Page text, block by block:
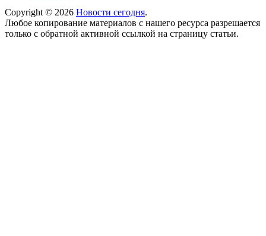
Copyright © 2026 Новости сегодня.
Любое копирование материалов с нашего ресурса разрешается
только с обратной активной ссылкой на страницу статьи.